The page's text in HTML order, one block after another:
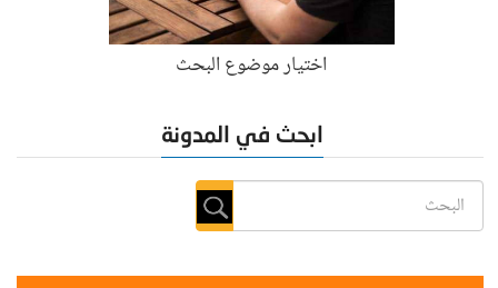
اختيار موضوع البحث
ابحث في المدونة